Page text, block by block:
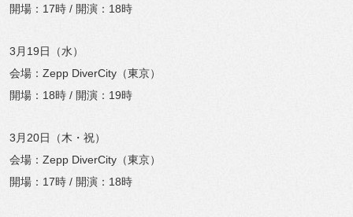
開場：17時 / 開演：18時
3月19日（水）
会場：Zepp DiverCity（東京）
開場：18時 / 開演：19時
3月20日（木・祝）
会場：Zepp DiverCity（東京）
開場：17時 / 開演：18時